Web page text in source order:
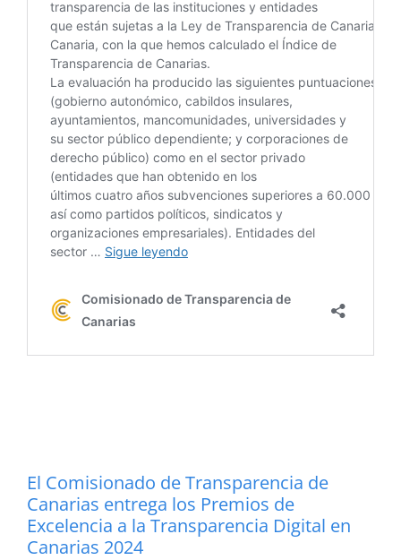
El Comisionado de Transparencia de
Canarias entrega los Premios de
Excelencia a la Transparencia Digital en
Canarias 2024